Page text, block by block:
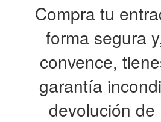
Compra tu
forma segura
convence,
garantía
devolución de